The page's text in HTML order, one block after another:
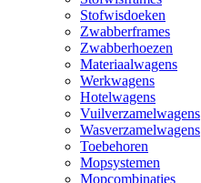
Stofwisdoeken
Zwabberframes
Zwabberhoezen
Materiaalwagens
Werkwagens
Hotelwagens
Vuilverzamelwagens
Wasverzamelwagens
Toebehoren
Mopsystemen
Mopcombinaties